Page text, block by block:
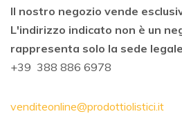
Il nostro negozio vende
L'indirizzo indicato non è un
rappresenta solo la sede
+39 388 886 6978
venditeonline@prodottiolistici.it